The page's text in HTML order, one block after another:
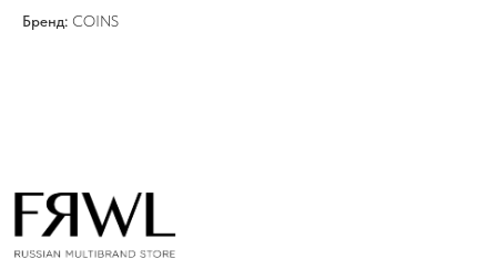
Бренд: COINS
Все товары
Разделы товаров
Адрес: